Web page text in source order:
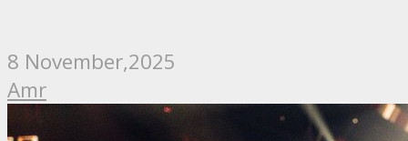
8 November,2025
Amr